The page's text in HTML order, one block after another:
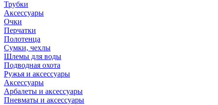
Трубки
Аксессуары
Очки
Перчатки
Полотенца
Сумки, чехлы
Шлемы для воды
Подводная охота
Ружья и аксессуары
Аксессуары
Арбалеты и аксессуары
Пневматы и аксессуары